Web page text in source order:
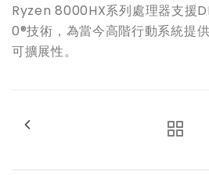
Ryzen 8000HX系列處理器支援
0®技術，為當今高階行動系統提
可擴展性。